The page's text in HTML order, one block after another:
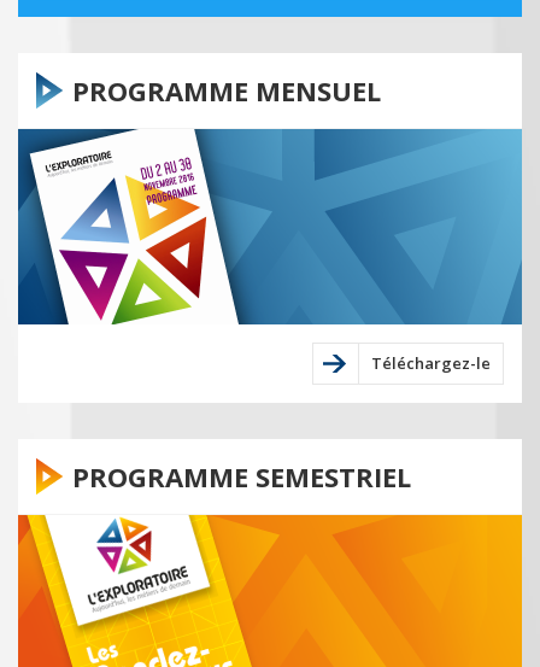
PROGRAMME MENSUEL
Téléchargez-le
PROGRAMME SEMESTRIEL